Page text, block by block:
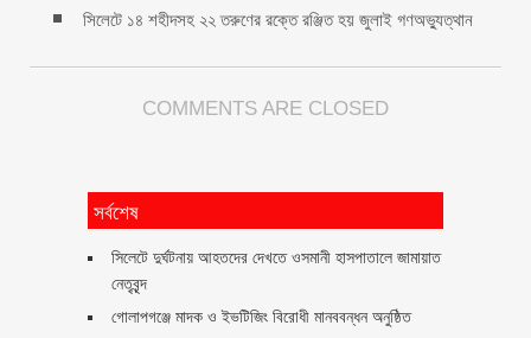
সিলেটে ১৪ শহীদসহ ২২ তরুণের রক্তে রঞ্জিত হয় জুলাই গণঅভ্যুত্থান
COMMENTS ARE CLOSED
সর্বশেষ
সিলেটে দুর্ঘটনায় আহতদের দেখতে ওসমানী হাসপাতালে জামায়াত
নেতৃবৃন্দ
গোলাপগঞ্জে মাদক ও ইভটিজিং বিরোধী মানববন্ধন অনুষ্ঠিত